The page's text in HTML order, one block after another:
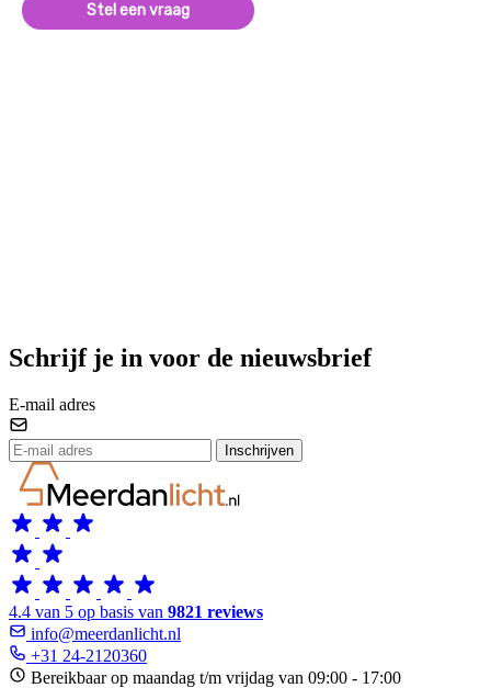
Stel een vraag
Schrijf je in voor de nieuwsbrief
E-mail adres
Inschrijven
4.4 van 5 op basis van 9821 reviews
info@meerdanlicht.nl
+31 24-2120360
Bereikbaar op maandag t/m vrijdag van 09:00 - 17:00